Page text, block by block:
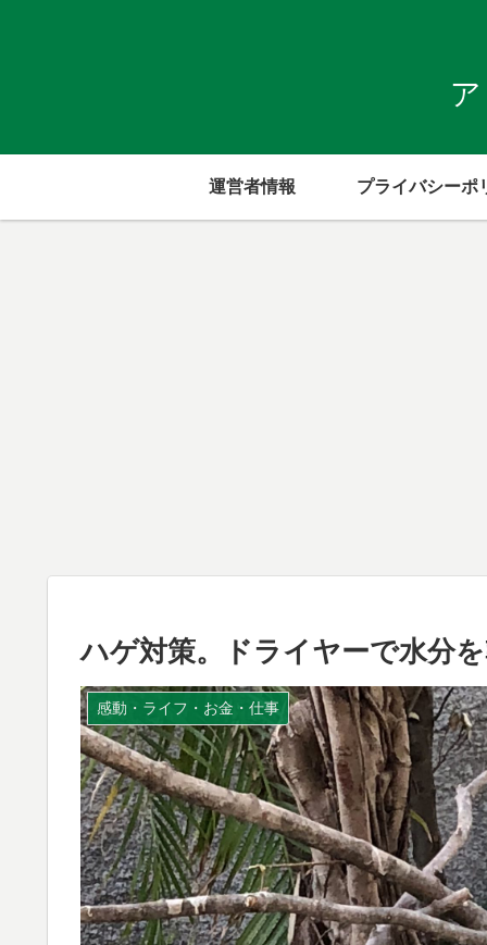
運営者情報 プライバシーポ
ハゲ対策。ドライヤーで水分
感動・ライフ・お金・仕事